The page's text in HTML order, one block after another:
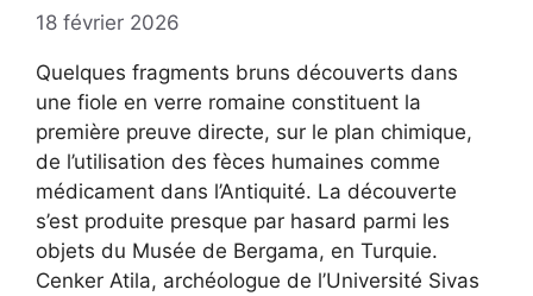
18 février 2026
Quelques fragments bruns découverts dans
une fiole en verre romaine constituent la
première preuve directe, sur le plan chimique,
de l’utilisation des fèces humaines comme
médicament dans l’Antiquité. La découverte
s’est produite presque par hasard parmi les
objets du Musée de Bergama, en Turquie.
Cenker Atila, archéologue de l’Université Sivas